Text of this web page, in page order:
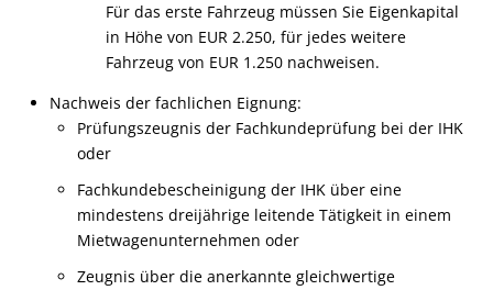
Für das erste Fahrzeug müssen Sie Eigenkapital
in Höhe von EUR 2.250, für jedes weitere
Fahrzeug von EUR 1.250 nachweisen.
Nachweis der fachlichen Eignung:
Prüfungszeugnis der Fachkundeprüfung bei der IHK
oder
Fachkundebescheinigung der IHK über eine
mindestens dreijährige leitende Tätigkeit in einem
Mietwagenunternehmen oder
Zeugnis über die anerkannte gleichwertige